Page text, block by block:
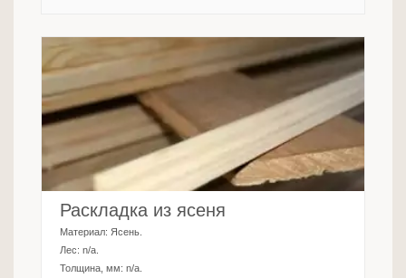
Раскладка из ясеня
Материал: Ясень
Лес: n/a
Толщина, мм: n/a